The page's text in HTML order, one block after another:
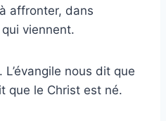
affronter, dans
qui viennent.
nous dit que
que le Christ est né.